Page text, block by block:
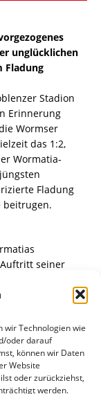
wir Technologien wie
oder darauf
können wir Daten
Website
oder zurückziehst,
werden.
unglücklichen
Fladung
Stadion
Erinnerung
Wormser
das 1:2,
Wormatia-
Fladung
beitrugen.
seiner
langer Zeit.
ins Spiel und
„Wir wollten
machen”,
hat allerdings
Halbzeitführung
35. und
in Ordnung”.